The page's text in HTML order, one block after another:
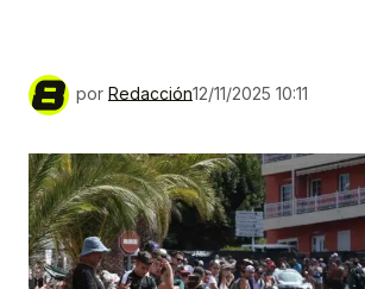
por Redacción12/11/2025 10:11